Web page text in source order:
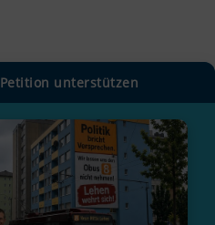
Petition unterstützen